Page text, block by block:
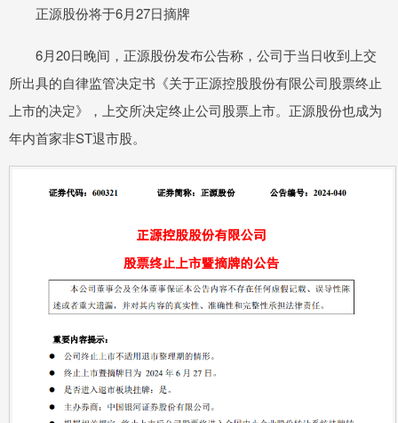
正源股份将于6月27日摘牌
6月20日晚间，正源股份发布公告称，公司于当日收到上交
所出具的自律监管决定书《关于正源控股股份有限公司股票终止
上市的决定》，上交所决定终止公司股票上市。正源股份也成为
年内首家非ST退市股。